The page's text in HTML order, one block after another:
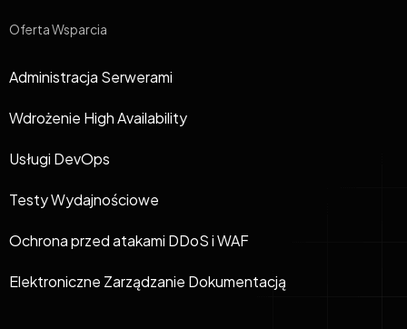
Oferta Wsparcia
Administracja Serwerami
Wdrożenie High Availability
Usługi DevOps
Testy Wydajnościowe
Ochrona przed atakami DDoS i WAF
Elektroniczne Zarządzanie Dokumentacją